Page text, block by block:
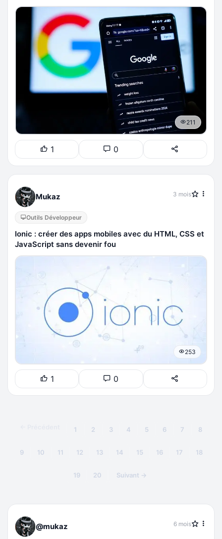
211
1 0
Mukaz 3 mois
Outils Développeur
Ionic : créer des apps mobiles avec du HTML, CSS et
JavaScript sans devenir fou
253
1 0
1 2 3 4 5 6 7 8
9 10 11 12 13 14 15 16 17 18
19 20 Suivant →
@mukaz 6 mois